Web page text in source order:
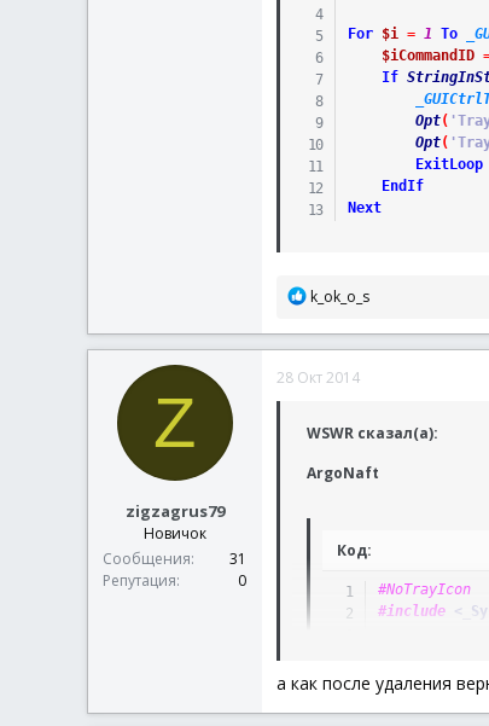
For $i = 1 To
$iCommandID
If
Opt(
Opt(
ExitLoop
EndIf
Next
Р
а
ц
и
k_ok_o_s
Z
zigzagrus79
Новичок
Сообщения
31
Репутация
0
28 Окт 2014
WSWR сказал(а):
ArgoNaft
Код:
#NoTrayIcon
#include
;
$var3
;
$var4 =
а как после удаления